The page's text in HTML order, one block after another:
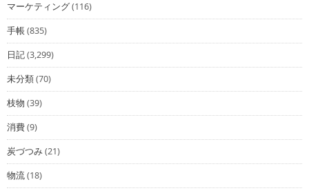
マーケティング(116)
手帳(835)
日記(3,299)
未分類(70)
枝物 (39)
消費(9)
炭づつみ(21)
物流(18)